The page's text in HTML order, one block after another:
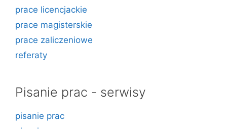
prace licencjackie
prace magisterskie
prace zaliczeniowe
referaty
Pisanie prac - serwisy
pisanie prac